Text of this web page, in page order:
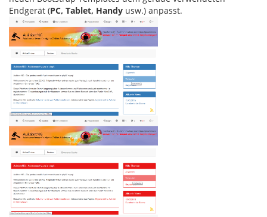
Endgerät (PC, Tablet, Handy usw.) anpasst.